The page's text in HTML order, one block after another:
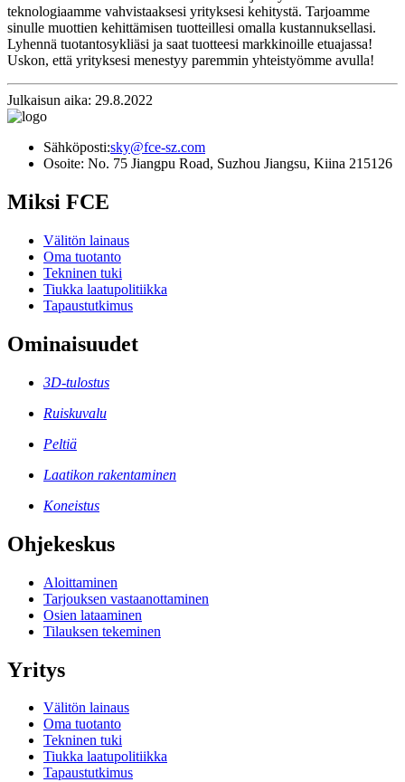
teknologiaamme vahvistaaksesi yrityksesi kehitystä. Tarjoamme
sinulle muottien kehittämisen tuotteillesi omalla kustannuksellasi.
Lyhennä tuotantosykliäsi ja saat tuotteesi markkinoille etuajassa!
Uskon, että yrityksesi menestyy paremmin yhteistyömme avulla!
Julkaisun aika: 29.8.2022
Sähköposti:sky@fce-sz.com
Osoite: No. 75 Jiangpu Road, Suzhou Jiangsu, Kiina 215126
Miksi FCE
Välitön lainaus
Oma tuotanto
Tekninen tuki
Tiukka laatupolitiikka
Tapaustutkimus
Ominaisuudet
3D-tulostus
Ruiskuvalu
Peltiä
Laatikon rakentaminen
Koneistus
Ohjekeskus
Aloittaminen
Tarjouksen vastaanottaminen
Osien lataaminen
Tilauksen tekeminen
Yritys
Välitön lainaus
Oma tuotanto
Tekninen tuki
Tiukka laatupolitiikka
Tapaustutkimus